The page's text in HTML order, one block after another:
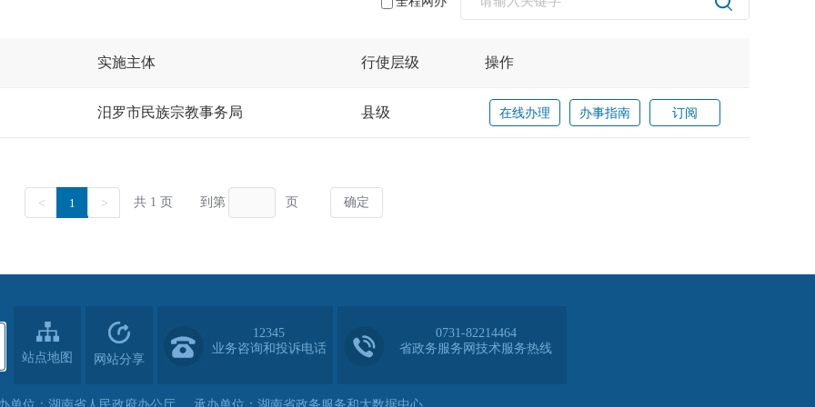
站点地图 网站分享
12345
业务咨询和投诉电话
0731-82214464
省政务服务网技术服务热线